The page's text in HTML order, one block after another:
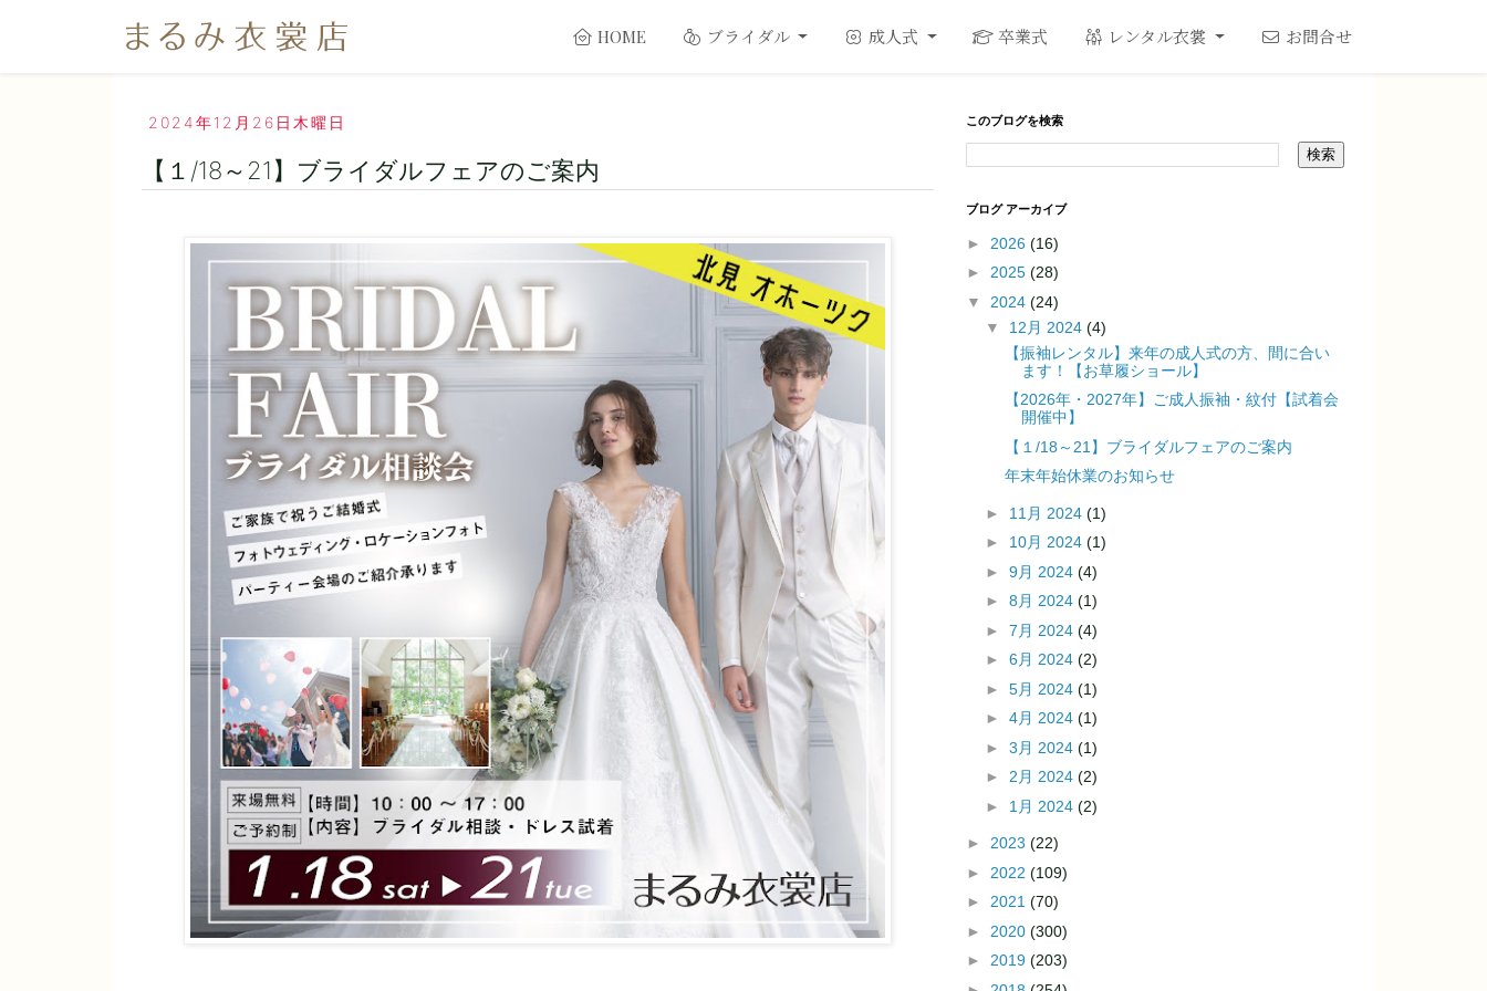
HOME ブライダル 成人式 卒業式 レンタル衣裳 お問合せ
2024年12月26日木曜日
【１/18～21】ブライダルフェアのご案内
このブログを検索
ブログ アーカイブ
► 2026 (16)
► 2025 (28)
▼ 2024 (24)
▼ 12月 2024 (4)
【振袖レンタル】来年の成人式の方、間に合い
ます！【お草履ショール】
【2026年・2027年】ご成人振袖・紋付【試着会
開催中】
【１/18～21】ブライダルフェアのご案内
年末年始休業のお知らせ
► 11月 2024 (1)
► 10月 2024 (1)
► 9月 2024 (4)
► 8月 2024 (1)
► 7月 2024 (4)
► 6月 2024 (2)
► 5月 2024 (1)
► 4月 2024 (1)
► 3月 2024 (1)
► 2月 2024 (2)
► 1月 2024 (2)
► 2023 (22)
► 2022 (109)
► 2021 (70)
► 2020 (300)
► 2019 (203)